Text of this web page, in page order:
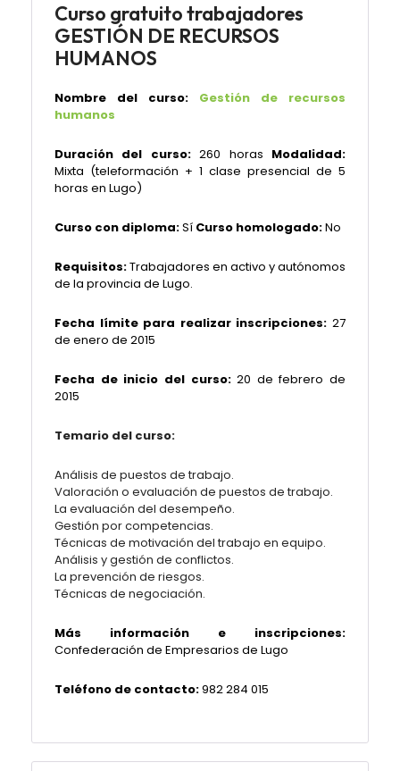
Curso gratuito trabajadores
GESTIÓN DE RECURSOS
HUMANOS
Nombre del curso:
Gestión de recursos
humanos
Duración del curso:260 horas Modalidad:
Mixta (teleformación + 1 clase presencial de 5
horas en Lugo)
Curso con diploma:Sí Curso homologado:No
Requisitos:Trabajadores en activo y autónomos
de la provincia de Lugo.
Fecha límite para realizar inscripciones: 27
de enero de 2015
Fecha de inicio del curso:20 defebrero de
2015
Temario del curso:
Análisis de puestos de trabajo.
Valoración o evaluación de puestos de trabajo.
La evaluación del desempeño.
Gestión por competencias.
Técnicas de motivación del trabajo en equipo.
Análisis y gestión de conflictos.
La prevención de riesgos.
Técnicas de negociación.
Más información e inscripciones:
Confederación de Empresarios de Lugo
Teléfono de contacto:982 284 015